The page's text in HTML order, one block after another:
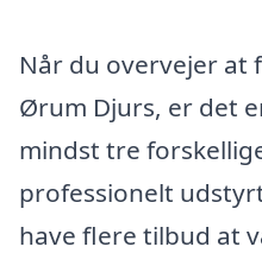
Når du overvejer at
Ørum Djurs, er det
mindst tre
professionelt
have flere tilbud at